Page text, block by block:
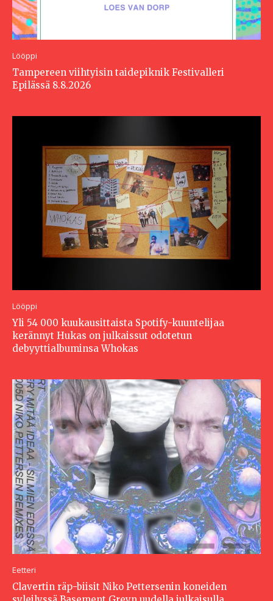
Lööppi
Tampereen viihtyisin taidepiknik Festivalleri
Epilässä 8.8.2026
Lööppi
Yli 54 000 kuukausittaista Spotify-kuuntelijaa
kerännyt Hukas on julkaissut odotetun
debyyttialbuminsa Whokas
Eetteri
Clavertin räp-biisit Niko Pettersenin koneiden